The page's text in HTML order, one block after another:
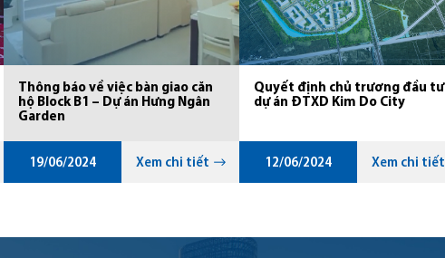
Thông báo về việc bàn giao căn
hộ Block B1 – Dự án Hưng Ngân
Garden
19/06/2024 Xem chi tiết
Quyết định chủ trương đầu tư
dự án ĐTXD Kim Do City
12/06/2024 Xem chi tiết